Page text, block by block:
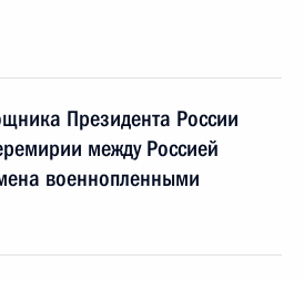
Президента России
между Россией
военнопленными